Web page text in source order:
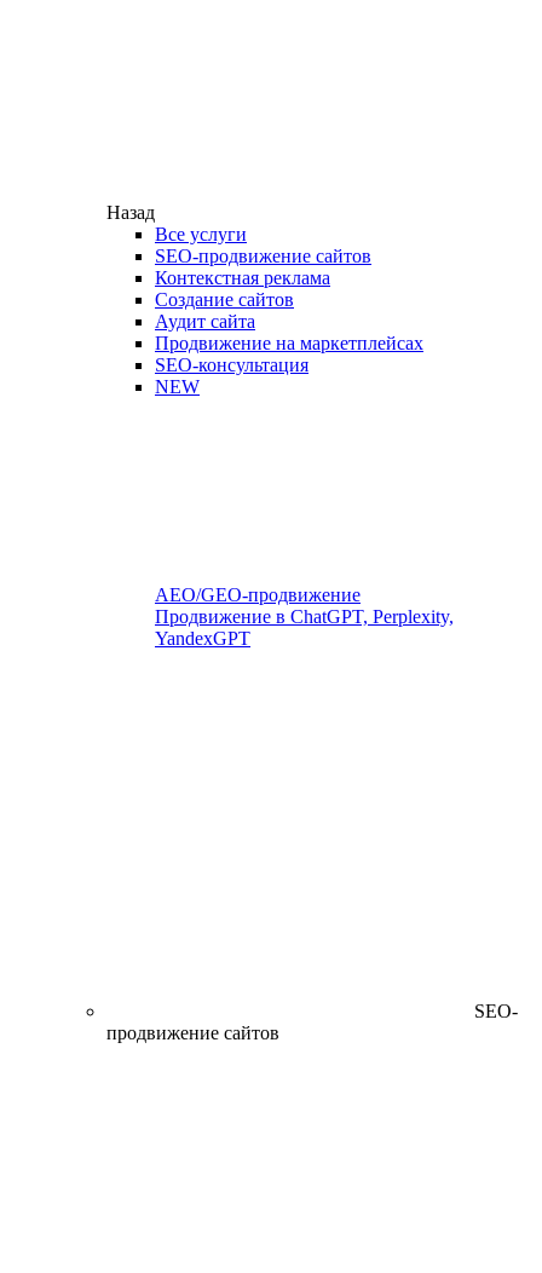
Назад
Все услуги
SEO-продвижение сайтов
Контекстная реклама
Создание сайтов
Аудит сайта
Продвижение на маркетплейсах
SEO-консультация
NEW
AEO/GEO-продвижение
Продвижение в ChatGPT, Perplexity,
YandexGPT
SEO-
продвижение сайтов